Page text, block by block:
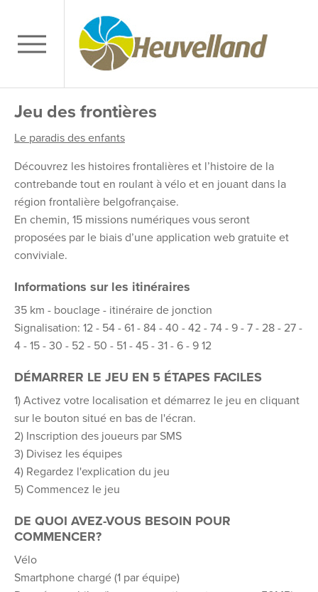
Jeu des frontières
Le paradis des enfants
Découvrez les histoires frontalières et l’histoire de la
contrebande tout en roulant à vélo et en jouant dans la
région frontalière belgofrançaise.
En chemin, 15 missions numériques vous seront
proposées par le biais d’une application web gratuite et
conviviale.
Informations sur les itinéraires
35 km - bouclage - itinéraire de jonction
Signalisation: 12 - 54 - 61 - 84 - 40 - 42 - 74 - 9 - 7 - 28 - 27 -
4 - 15 - 30 - 52 - 50 - 51 - 45 - 31 - 6 - 9 12
DÉMARRER LE JEU EN 5 ÉTAPES FACILES
1) Activez votre localisation et démarrez le jeu en cliquant
sur le bouton situé en bas de l'écran.
2) Inscription des joueurs par SMS
3) Divisez les équipes
4) Regardez l'explication du jeu
5) Commencez le jeu
DE QUOI AVEZ-VOUS BESOIN POUR
COMMENCER?
Vélo
Smartphone chargé (1 par équipe)